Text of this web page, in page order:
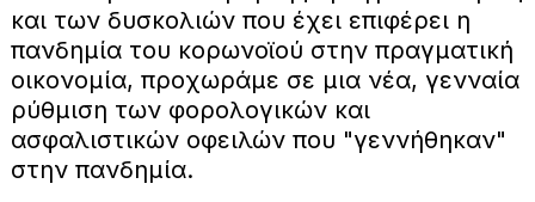
και των δυσκολιών που έχει επιφέρει η
πανδημία του κορωνοϊού στην πραγματική
οικονομία, προχωράμε σε μια νέα, γενναία
ρύθμιση των φορολογικών και
ασφαλιστικών οφειλών που "γεννήθηκαν"
στην πανδημία.